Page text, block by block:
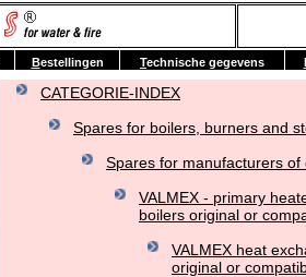
CATEGORIE-INDEX
Spares for boilers, burners and
Spares for manufacturers of
VALMEX - primary
boilers original or
VALMEX heat
original or
Bestellingen Technische gegevens